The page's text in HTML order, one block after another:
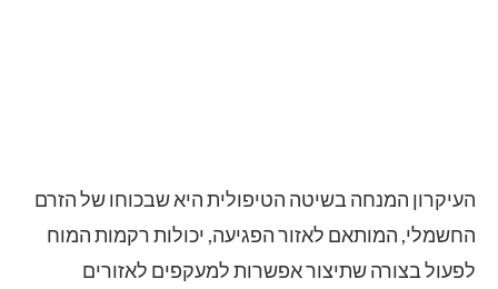
העיקרון המנחה בשיטה הטיפולית היא שבכוחו של הזרם
החשמלי, המותאם לאזור הפגיעה, יכולות רקמות המוח
לפעול בצורה שתיצור אפשרות למעקפים לאזורים